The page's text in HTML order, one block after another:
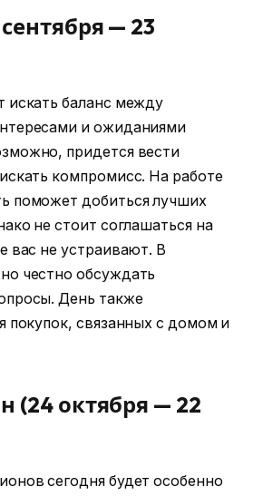
— 23
искать баланс между
и ожиданиями
придется вести
компромисс. На работе
поможет добиться лучших
не стоит соглашаться на
вас не устраивают. В
честно обсуждать
День также
покупок, связанных с домом и
(24 октября — 22
сегодня будет особенно